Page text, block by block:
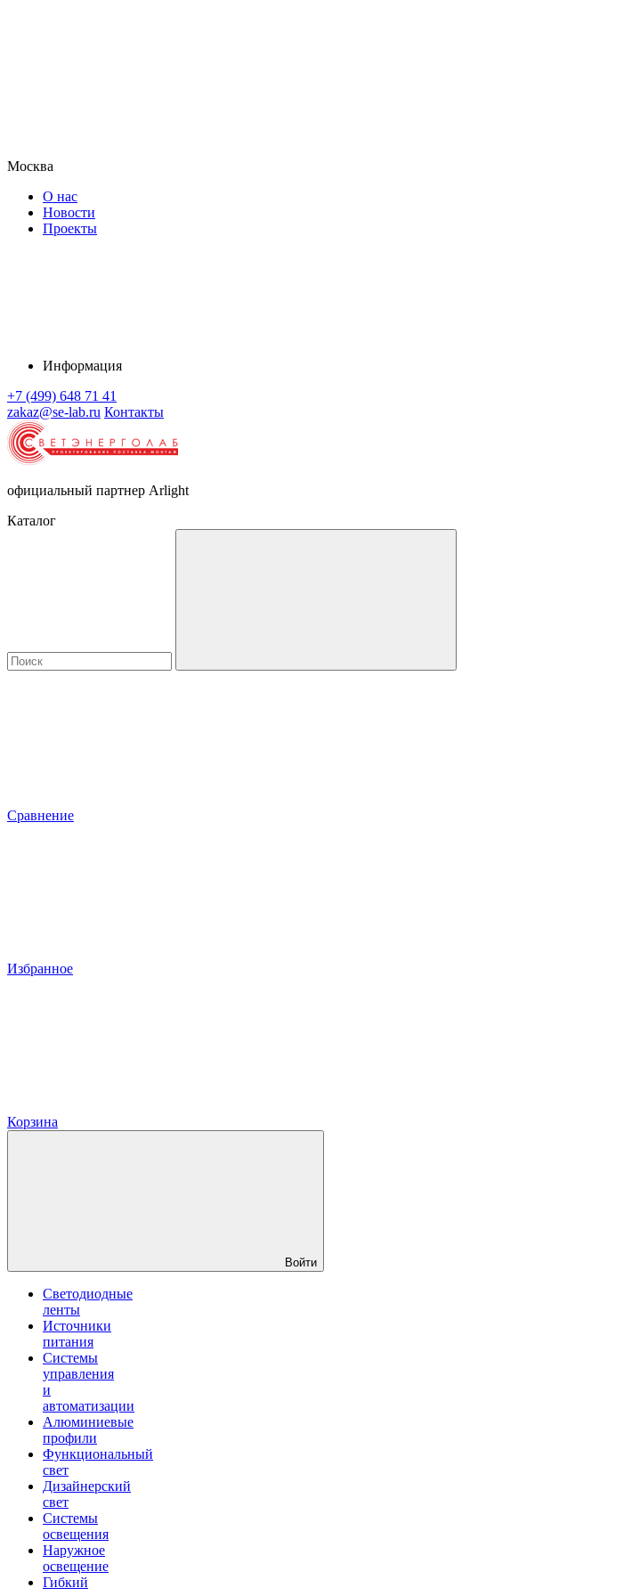
Москва
О нас
Новости
Проекты
Информация
+7 (499) 648 71 41
zakaz@se-lab.ru Контакты
официальный партнер Arlight
Каталог
Сравнение
Избранное
Корзина
Войти
Светодиодные
ленты
Источники
питания
Системы
управления
и
автоматизации
Алюминиевые
профили
Функциональный
свет
Дизайнерский
свет
Системы
освещения
Наружное
освещение
Гибкий